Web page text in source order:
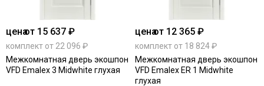
ценаот 15 637 ₽
комплект от 22 096 ₽
Межкомнатная дверь экошпон
VFD Emalex 3 Midwhite глухая
ценаот 12 365 ₽
комплект от 18 824 ₽
Межкомнатная дверь экошпон
VFD Emalex ER 1 Midwhite
глухая